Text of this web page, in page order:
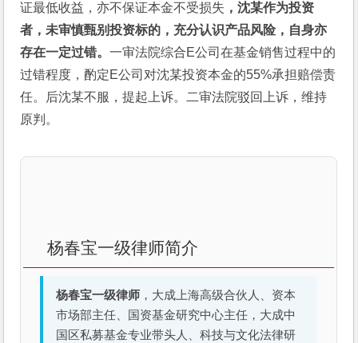
证最低收益，亦不保证本金不受损失 ，沈某作为投资
者，未审慎甄别投资标的，充分认识产品风险，自身亦
存在一定过错。一审法院综合E公司在基金销售过程中的
过错程度，酌定E公司对沈某投资本金的55%承担赔偿责
任。后沈某不服，提起上诉。二审法院驳回上诉，维持
原判。
杨春宝一级律师简介
杨春宝一级律师 ，大成上海高级合伙人、资本
市场部主任、国资基金研究中心主任，大成中
国区私募基金专业带头人、科技与文化法律研